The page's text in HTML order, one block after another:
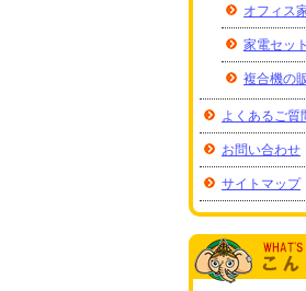
オフィス
家電セッ
複合機の
よくあるご質
お問い合わせ
サイトマップ